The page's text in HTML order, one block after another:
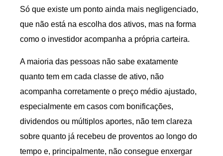
Só que existe um ponto ainda mais negligenciado,
que não está na escolha dos ativos, mas na forma
como o investidor acompanha a própria carteira.
A maioria das pessoas não sabe exatamente
quanto tem em cada classe de ativo, não
acompanha corretamente o preço médio ajustado,
especialmente em casos com bonificações,
dividendos ou múltiplos aportes, não tem clareza
sobre quanto já recebeu de proventos ao longo do
tempo e, principalmente, não consegue enxergar